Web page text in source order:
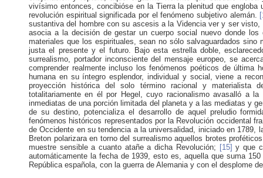
vivísimo entonces, concibióse en la Tierra la plenitud que
revolución espiritual significada por el fenómeno subjetivo alemán.
sustantiva del hombre con su ascesis a la Videncia ver y ser
asocia a la decisión de gestar un cuerpo social nuevo donde
materiales que los espirituales, sean no sólo salvaguardados
justa el presente y el futuro. Bajo esta estrella doble,
surrealismo, portador inconsciente del mensaje europeo, se
comprender realmente incluso los fenómenos poéticos de última
humana en su íntegro esplendor, individual y social, viene a
proyección histórica del solo término racional y materialista
totalitariamente en él por Hegel, cuyo racionalismo avasalló a
inmediatas de una porción limitada del planeta y a las mediatas y
de su destino, potencializa el desarrollo de aquel preludio
fenómenos históricos representados por la Revolución occidental
de Occidente en su tendencia a la universalidad, iniciado en
Breton polarizara en torno del surrealismo aquellos brotes
muestre sensible a cuanto atañe a dicha Revolución; [15]y que
automáticamente la fecha de 1939, esto es, aquella que suma
República española, con la guerra de Alemania y con el desplome